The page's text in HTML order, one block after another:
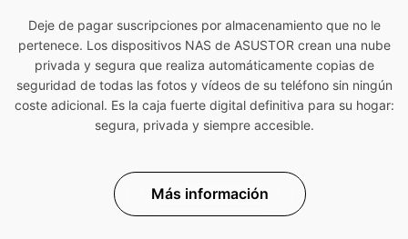
Deje de pagar suscripciones por almacenamiento que no le
pertenece. Los dispositivos NAS de ASUSTOR crean una nube
privada y segura que realiza automáticamente copias de
seguridad de todas las fotos y vídeos de su teléfono sin ningún
coste adicional. Es la caja fuerte digital definitiva para su hogar:
segura, privada y siempre accesible.
Más información